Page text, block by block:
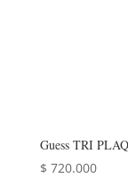
Guess TRI
$ 720.000